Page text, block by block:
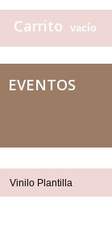
Carrito vacío
EVENTOS
Vinilo Plantilla